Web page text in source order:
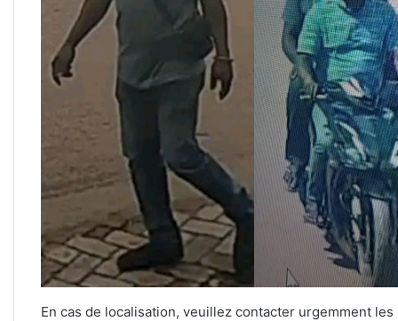
En cas de localisation, veuillez contacter urgemment